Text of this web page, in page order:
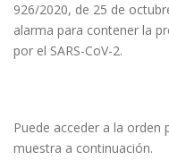
926/2020, de 25 de
alarma para contener la
por el SARS-CoV-2.
Puede acceder a la orden
muestra a continuación.